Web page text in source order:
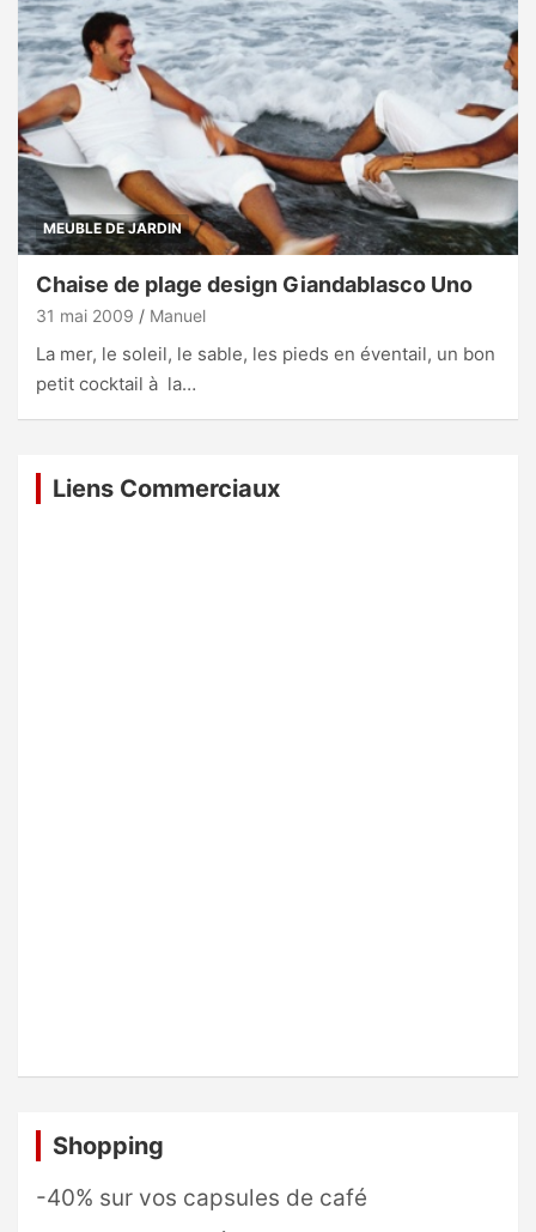
MEUBLE DE JARDIN
Chaise de plage design Giandablasco Uno
31 mai 2009 Manuel
La mer, le soleil, le sable, les pieds en éventail, un bon
petit cocktail à la…
Liens Commerciaux
Shopping
-40% sur vos capsules de café